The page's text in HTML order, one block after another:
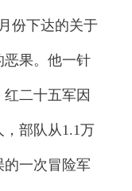
份下达的关于
恶果。他一针
二十五军因
部队从1.1万
的一次冒险军